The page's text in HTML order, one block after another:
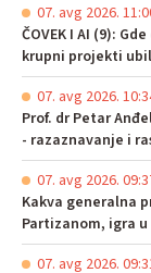
07. avg 2026.
ČOVEK I AI (9):
krupni projekti
07. avg 2026.
Prof. dr Petar
- razaznavanje i
07. avg 2026.
Kakva generalna
Partizanom, igra
07. avg 2026.